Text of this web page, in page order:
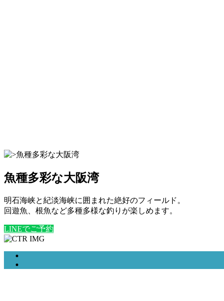
魚種多彩な大阪湾
明石海峡と紀淡海峡に囲まれた絶好のフィールド。
回遊魚、根魚など多種多様な釣りが楽しめます。
LINEでご予約